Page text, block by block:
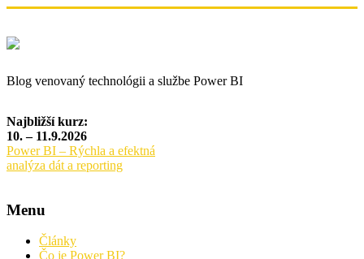
Blog venovaný technológii a službe Power BI
Najbližší kurz:
10. – 11.9.2026
Power BI – Rýchla a efektná
analýza dát a reporting
Menu
Články
Čo je Power BI?